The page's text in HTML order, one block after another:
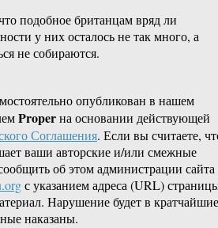
подобное британцам вряд ли
у них осталось не так много, а
не собираются.
опубликован в нашем
Properна основании действующей
Соглашения. Если вы считаете,
ваши авторские и/или смежные
об этом администрации сайта
с указанием адреса (URL)
Нарушение будет в кратчайшие
наказаны.